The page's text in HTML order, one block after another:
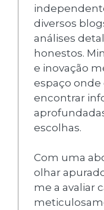
diversos
análises
honestos.
e inovação
espaço
encontrar
escolhas.
Com uma
olhar
me a avaliar